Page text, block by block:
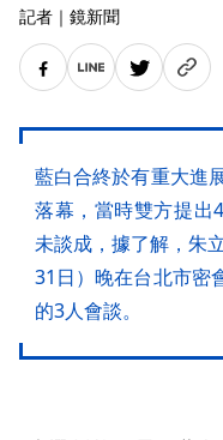
記者 ｜ 鏡新聞
藍白合終於有重大進
落幕，當時雙方提出
未談成，據了解，朱
31日）晚在台北市密
的3人會談。